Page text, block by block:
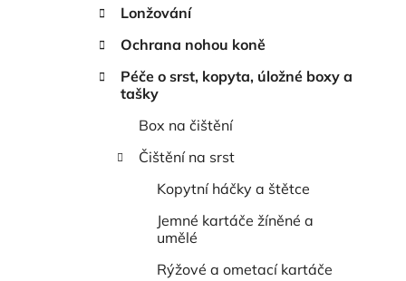
Lonžování
Ochrana nohou koně
Péče o srst, kopyta, úložné boxy a
tašky
Box na čištění
Čištění na srst
Kopytní háčky a štětce
Jemné kartáče žíněné a
umělé
Rýžové a ometací kartáče